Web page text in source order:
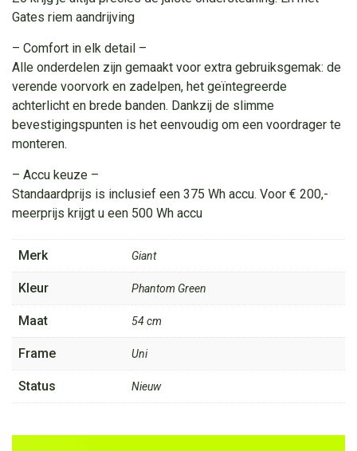
Gates riem aandrijving
– Comfort in elk detail –
Alle onderdelen zijn gemaakt voor extra gebruiksgemak: de
verende voorvork en zadelpen, het geïntegreerde
achterlicht en brede banden. Dankzij de slimme
bevestigingspunten is het eenvoudig om een voordrager te
monteren.
– Accu keuze –
Standaardprijs is inclusief een 375 Wh accu. Voor € 200,-
meerprijs krijgt u een 500 Wh accu
Merk Giant
Kleur Phantom Green
Maat 54 cm
Frame Uni
Status Nieuw